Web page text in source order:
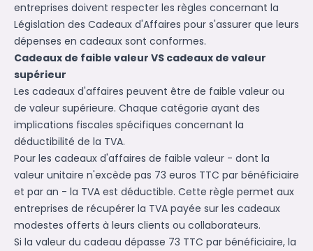
entreprises doivent respecter les règles concernant la
Législation des Cadeaux d'Affaires pour s'assurer que leurs
dépenses en cadeaux sont conformes.
Cadeaux de faible valeur VS cadeaux de valeur
supérieur
Les cadeaux d'affaires peuvent être de faible valeur ou
de valeur supérieure. Chaque catégorie ayant des
implications fiscales spécifiques concernant la
déductibilité de la TVA.
Pour les cadeaux d'affaires de faible valeur - dont la
valeur unitaire n'excède pas 73 euros TTC par bénéficiaire
et par an - la TVA est déductible. Cette règle permet aux
entreprises de récupérer la TVA payée sur les cadeaux
modestes offerts à leurs clients ou collaborateurs.
Si la valeur du cadeau dépasse 73 TTC par bénéficiaire, la